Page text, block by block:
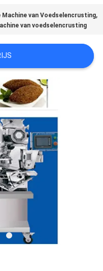
Machine van Voedselencrusting,
van voedselencrusting